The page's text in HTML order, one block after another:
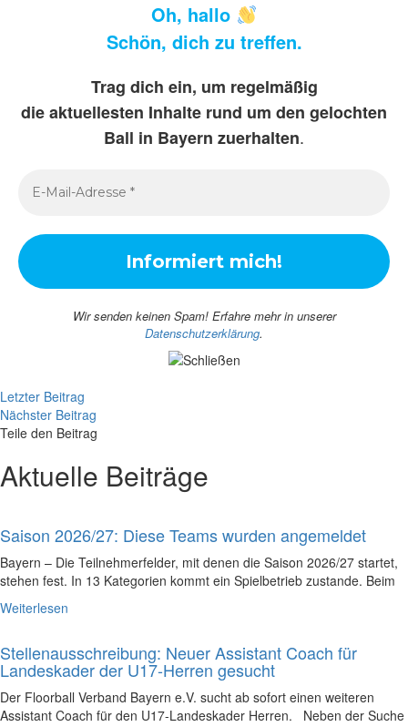
Oh, hallo
Schön, dich zu treffen.
Trag dich ein, um regelmäßig
die aktuellesten Inhalte rund um den gelochten
Ball in Bayern zuerhalten.
Wir senden keinen Spam! Erfahre mehr in unserer
Datenschutzerklärung.
Letzter Beitrag
Nächster Beitrag
Teile den Beitrag
Aktuelle Beiträge
Saison 2026/27: Diese Teams wurden angemeldet
Bayern – Die Teilnehmerfelder, mit denen die Saison 2026/27 startet,
stehen fest. In 13 Kategorien kommt ein Spielbetrieb zustande. Beim
Weiterlesen
Stellenausschreibung: Neuer Assistant Coach für
Landeskader der U17-Herren gesucht
Der Floorball Verband Bayern e.V. sucht ab sofort einen weiteren
Assistant Coach für den U17-Landeskader Herren. Neben der Suche